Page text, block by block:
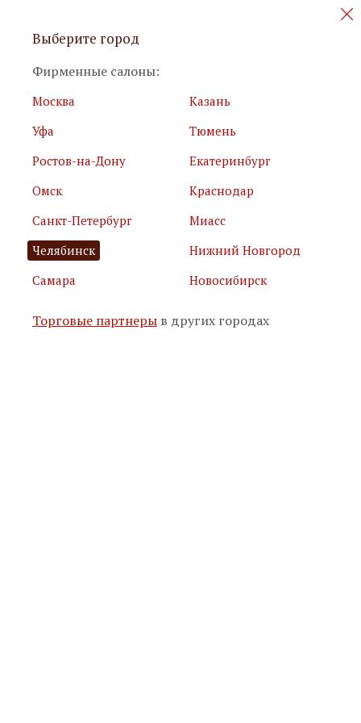
Персональные акции и новинки
Я принимаю
условия использования сайта
Я соглашаюсь сполитикой обработки персональных
данных
Подписаться
Выберите город
Фирменные салоны:
Москва
Казань
Уфа
Тюмень
Ростов-на-Дону
Екатеринбург
Омск
Краснодар
Санкт-Петербург
Миасс
Челябинск
Нижний Новгород
Самара
Новосибирск
Торговые партнеры в других городах